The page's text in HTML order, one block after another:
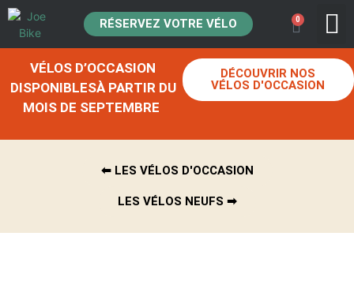
0
RÉSERVEZ VOTRE VÉLO
VÉLOS D’OCCASION
DISPONIBLESÀ PARTIR DU
MOIS DE SEPTEMBRE
DÉCOUVRIR NOS
VÉLOS D'OCCASION
⬅︎ LES VÉLOS D'OCCASION
LES VÉLOS NEUFS ➡︎